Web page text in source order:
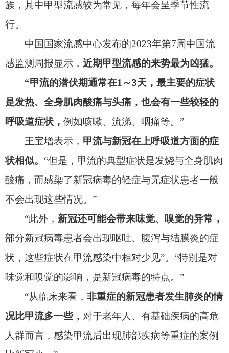
王宝增表示，甲流与新冠在上呼吸道方面的症
状相似。
酸痛，而感染了新冠病毒的轻症与无症状患者一般
不会出现这些情况
部分新冠病毒患者会出现呕吐、腹泻与结膜炎的症
状，这些症状在甲流感染中相对少见 ”。“特别是对
味觉和嗅觉的影响，是新冠病毒的特点。”
“从临床来看，非重症的新冠患者发生肺炎的情
况比甲流多一些，
对于老年人、有基础疾病的高危
比新冠少。”
与新冠叠加的概率较低
对于甲流与新冠的叠加，王宝增表示这种情况
几率很小，即使出现，非高危人群出现危重症的情
况也并不多见。
时感染新冠与流感的概率很低，即使出现两种病毒
同时感染的情况，也不一定就会成为危重症。是否
成为危重症与个人的体质有关，对于非高危人群，
即使同时感染两种病毒，自身较强的抵抗力也会降
低发生危重症的风险。